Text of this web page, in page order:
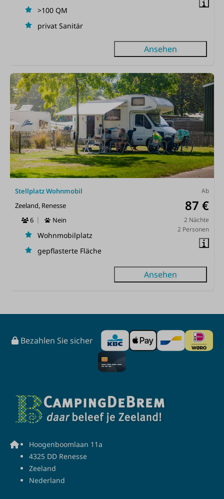
>100 QM
privat Sanitär
Ansehen
Ab
87 €
2 Nächte
2 Personen
Stellplatz Wohnmobil
Zeeland, Renesse
6
Nein
Wohnmobilplatz
gepflasterte Fläche
Ansehen
Bezahlen Sie sicher
Hoogenboomlaan 11a
4325 DD Renesse
Zeeland
Nederland